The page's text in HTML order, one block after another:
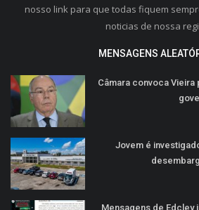
nosso link para que todas fiquem
noticias de nossa
MENSAGENS
Câmara convoca
Jovem é
Mensagens de Edcley